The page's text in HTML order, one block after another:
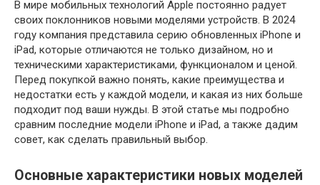
В мире мобильных технологий Apple постоянно радует
своих поклонников новыми моделями устройств. В 2024
году компания представила серию обновленных iPhone и
iPad, которые отличаются не только дизайном, но и
техническими характеристиками, функционалом и ценой.
Перед покупкой важно понять, какие преимущества и
недостатки есть у каждой модели, и какая из них больше
подходит под ваши нужды. В этой статье мы подробно
сравним последние модели iPhone и iPad, а также дадим
совет, как сделать правильный выбор.
Основные характеристики новых моделей